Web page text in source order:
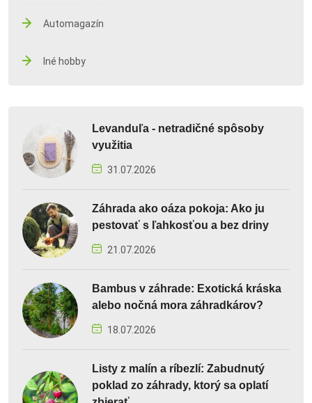
Automagazín
Iné hobby
Levanduľa - netradičné spôsoby
využitia
31.07.2026
Záhrada ako oáza pokoja: Ako ju
pestovať s ľahkosťou a bez driny
21.07.2026
Bambus v záhrade: Exotická kráska
alebo nočná mora záhradkárov?
18.07.2026
Listy z malín a ríbezlí: Zabudnutý
poklad zo záhrady, ktorý sa oplatí